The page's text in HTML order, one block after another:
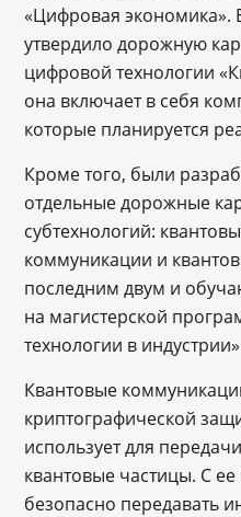
«Цифровая экономика».
утвердило дорожную
цифровой технологии
она включает в себя
которые планируется
Кроме того, были
отдельные дорожные
субтехнологий:
коммуникации и
последним двум и
на магистерской
технологии в
Квантовые
криптографической
использует для
квантовые частицы. С
безопасно передавать